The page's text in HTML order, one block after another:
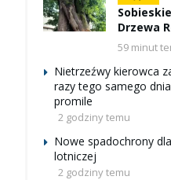
Drzewa
59 minut
Nietrzeźwy kierowca
razy tego samego
promile
2 godziny temu
Nowe spadochrony
lotniczej
2 godziny temu